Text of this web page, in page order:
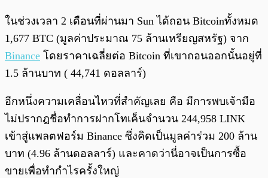
ในช่วงเวลา 2 เดือนที่ผ่านมา Sun ได้ถอน Bitcoinทั้งหมด
1,677 BTC (มูลค่าประมาณ 75 ล้านเหรียญสหรัฐ) จาก
Binance โดยราคาเฉลี่ยต่อ Bitcoin ที่เขาถอนออกนั้นอยู่ที่
1.5 ล้านบาท ( 44,741 ดอลลาร์)
อีกหนึ่งความเคลื่อนไหวที่สำคัญเลย คือ มีการพบเจ้ามือ
ไม่ปรากฎชื่อทำการฝากโทเค็นจำนวน 244,958 LINK
เข้าสู่แพลตฟอร์ม Binance ซึ่งคิดเป็นมูลค่าร่วม 200 ล้าน
บาท (4.96 ล้านดอลลาร์) และคาดว่านี่อาจเป็นการซื้อ
ขายเพื่อทำกำไรครั้งใหญ่